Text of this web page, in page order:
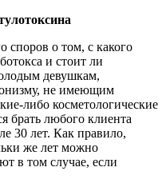
споров о том, с какого
и стоит ли
девушкам,
не имеющим
либо косметологические
брать любого клиента
30 лет. Как правило,
же лет можно
в том случае, если